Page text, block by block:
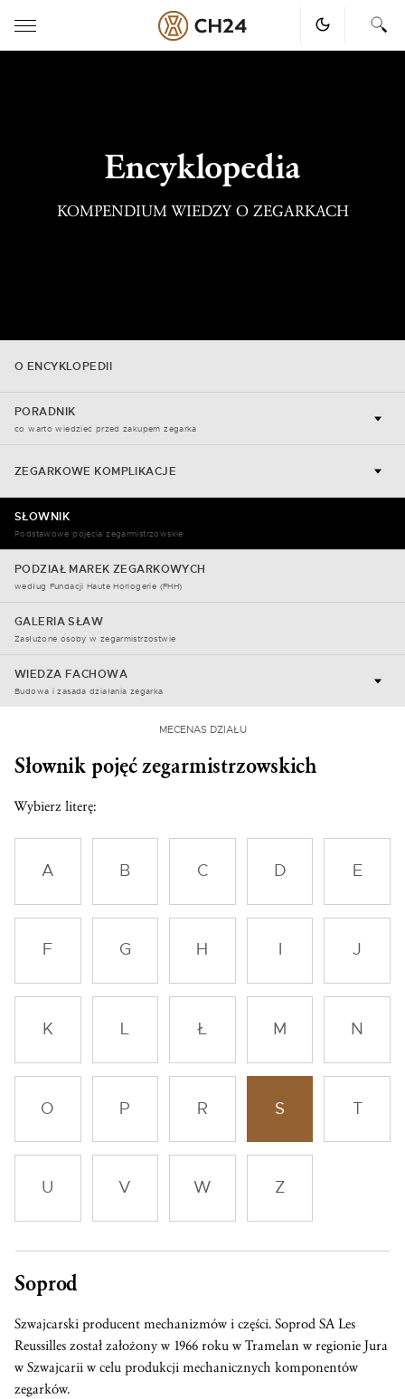
Encyklopedia
KOMPENDIUM WIEDZY O ZEGARKACH
O ENCYKLOPEDII
PORADNIK
co warto wiedzieć przed zakupem zegarka
ZEGARKOWE KOMPLIKACJE
SŁOWNIK
Podstawowe pojęcia zegarmistrzowskie
PODZIAŁ MAREK ZEGARKOWYCH
według Fundacji Haute Horlogerie (FHH)
GALERIA SŁAW
Zasłużone osoby w zegarmistrzostwie
WIEDZA FACHOWA
Budowa i zasada działania zegarka
MECENAS DZIAŁU
Słownik pojęć zegarmistrzowskich
Wybierz literę:
A B C D E
F G H J
K L Ł M N
O P R S
U V W Z
Soprod
Szwajcarski producent mechanizmów i części. Soprod SA Les
Reussilles został założony w 1966 roku w Tramelan w regionie Jura
w Szwajcarii w celu produkcji mechanicznych komponentów
zegarków.